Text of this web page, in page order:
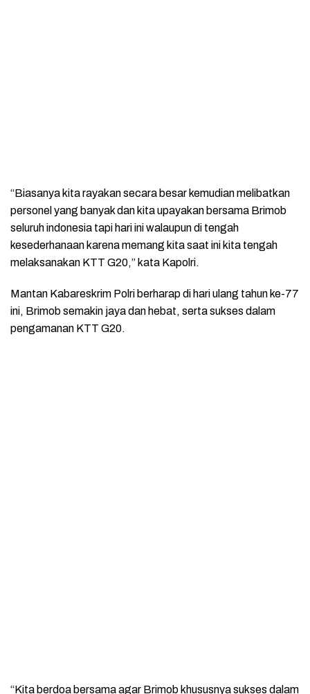
“Biasanya kita rayakan secara besar kemudian melibatkan
personel yang banyak dan kita upayakan bersama Brimob
seluruh indonesia tapi hari ini walaupun di tengah
kesederhanaan karena memang kita saat ini kita tengah
melaksanakan KTT G20,” kata Kapolri.
Mantan Kabareskrim Polri berharap di hari ulang tahun ke-77
ini, Brimob semakin jaya dan hebat, serta sukses dalam
pengamanan KTT G20.
“Kita berdoa bersama agar Brimob khususnya sukses dalam